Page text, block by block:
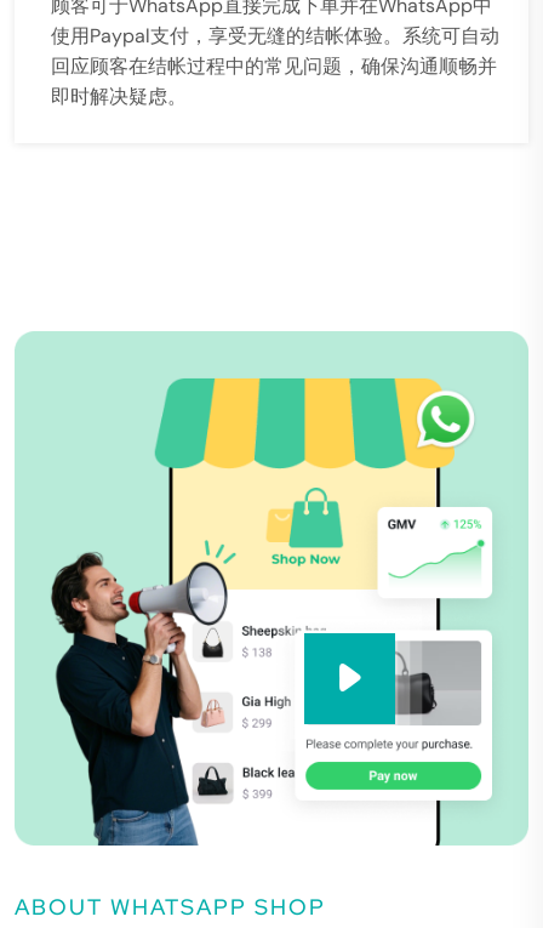
顾客可于WhatsApp直接完成下单并在WhatsApp中
使用Paypal支付，享受无缝的结帐体验。系统可自动
回应顾客在结帐过程中的常见问题，确保沟通顺畅并
即时解决疑虑。
ABOUT WHATSAPP SHOP